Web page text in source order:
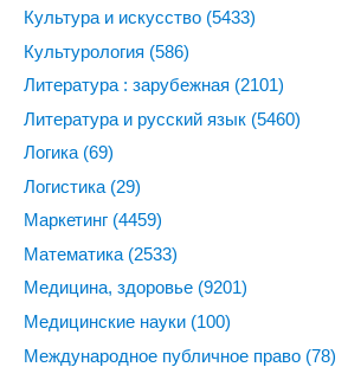
Культура и искусство (5433)
Культурология (586)
Литература : зарубежная (2101)
Литература и русский язык (5460)
Логика (69)
Логистика (29)
Маркетинг (4459)
Математика (2533)
Медицина, здоровье (9201)
Медицинские науки (100)
Международное публичное право (78)